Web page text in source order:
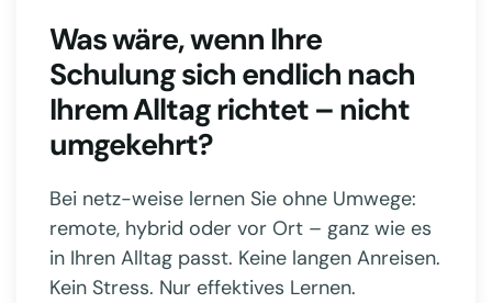
Was wäre, wenn Ihre
Schulung sich endlich nach
Ihrem Alltag richtet – nicht
umgekehrt?
Bei netz-weise lernen Sie ohne Umwege:
remote, hybrid oder vor Ort – ganz wie es
in Ihren Alltag passt. Keine langen Anreisen.
Kein Stress. Nur effektives Lernen.